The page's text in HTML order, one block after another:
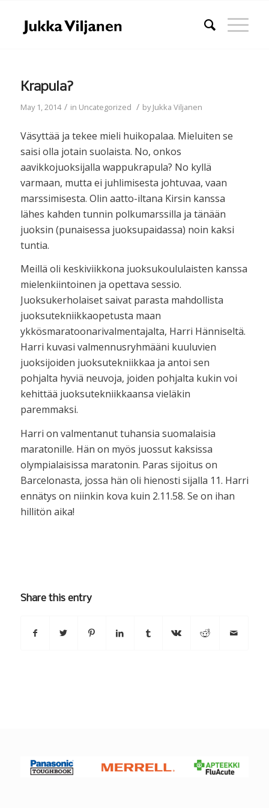
Krapula?
May 1, 2014 / in Uncategorized / byJukka Viljanen
Väsyttää ja tekee mieli huikopalaa. Mieluiten se
saisi olla jotain suolaista. No, onkos
aavikkojuoksijalla wappukrapula? No kyllä
varmaan, mutta ei juhlimisesta johtuvaa, vaan
marssimisesta. Olin aatto-iltana Kirsin kanssa
lähes kahden tunnin polkumarssilla ja tänään
juoksin (punaisessa juoksupaidassa) noin kaksi
tuntia.
Meillä oli keskiviikkona juoksukoululaisten kanssa
mielenkiintoinen ja opettava sessio.
Juoksukerholaiset saivat parasta mahdollista
juoksutekniikkaopetusta maan
ykkösmaratoonarivalmentajalta, Harri Hänniseltä.
Harri kuvasi valmennusryhmääni kuuluvien
juoksijoiden juoksutekniikkaa ja antoi sen
pohjalta hyviä neuvoja, joiden pohjalta kukin voi
kehittää juoksutekniikkaansa vieläkin
paremmaksi.
Harri on valmentanut tuhansia suomalaisia
maratonille. Hän on myös juossut kaksissa
olympialaisissa maratonin. Paras sijoitus on
Barcelonasta, jossa hän oli hienosti sijalla 11. Harri
ennätys on niinkin kova kuin 2.11.58. Se on ihan
hillitön aika!
Share this entry